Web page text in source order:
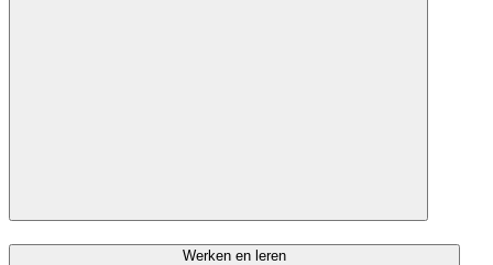
Werken en leren